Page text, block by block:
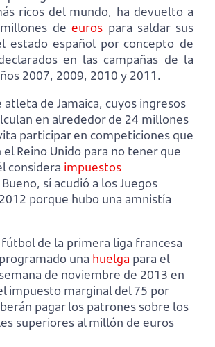
ricos del mundo, ha devuelto a
millones deeuros para saldar sus
estado español por concepto de
en las campañas de la
2007, 2009, 2010 y 2011.
atleta de Jamaica, cuyos ingresos
en alrededor de 24 millones
participar en competiciones que
Reino Unido para no tener que
considera impuestos
sí acudió a los Juegos
porque hubo una amnistía
fútbol de la primera liga francesa
una huelga para el
de noviembre de 2013 en
impuesto marginal del 75 por
pagar los patrones sobre los
superiores al millón de euros